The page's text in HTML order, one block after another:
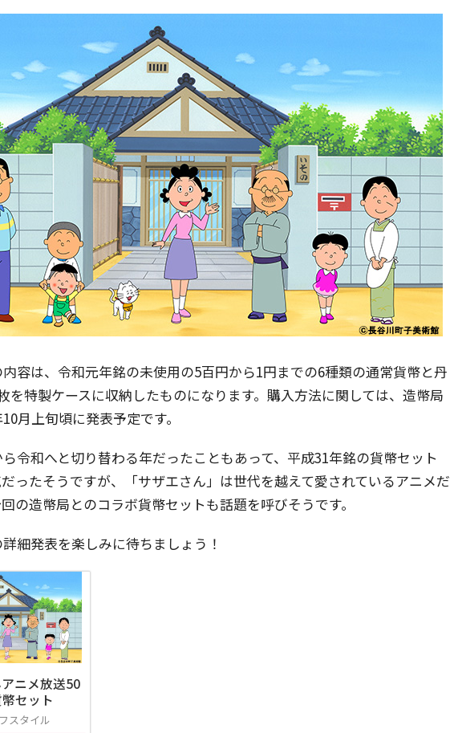
容は、令和元年銘の未使用の5百円から1円までの6種類の通常貨幣と丹
を特製ケースに収納したものになります。購入方法に関しては、造幣局
月上旬頃に発表予定です。
令和へと切り替わる年だったこともあって、平成31年銘の貨幣セット
ったそうですが、「サザエさん」は世代を越えて愛されているアニメだ
の造幣局とのコラボ貨幣セットも話題を呼びそうです。
細発表を楽しみに待ちましょう！
ニメ放送50
セット
スタイル